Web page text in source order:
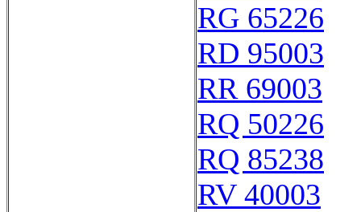
RG 65226
RD 95003
RR 69003
RQ 50226
RQ 85238
RV 40003